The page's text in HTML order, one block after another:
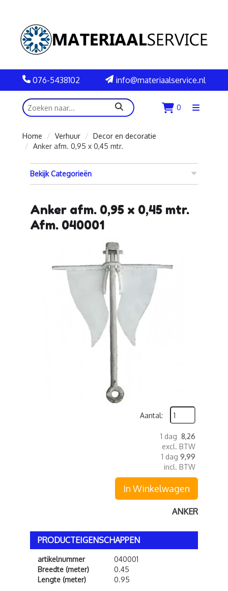
076-5438102 info@materiaalservice.nl
zoeken 0
Menu
Home
Verhuur
Decor en decoratie
Anker afm. 0,95 x 0,45 mtr.
Bekijk Categorieën
Anker afm. 0,95 x 0,45 mtr.
Afm. 040001
Aantal:
1 dag 8,26
excl. BTW
1 dag 9,99
incl. BTW
In Winkelwagen
ANKER
PRODUCTEIGENSCHAPPEN
artikelnummer
040001
Breedte (meter)
0.45
Lengte (meter)
0.95